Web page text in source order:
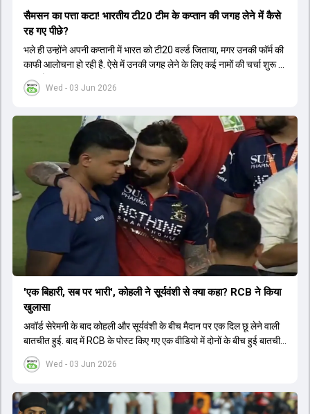
Wed - 03 Jun 2026
सैमसन का पत्ता कटा! भारतीय टी20 टीम के कप्तान की जगह लेने में कैसे
रह गए पीछे?
भले ही उन्होंने अपनी कप्तानी में भारत को टी20 वर्ल्ड जिताया, मगर उनकी फॉर्म की
काफी आलोचना हो रही है. ऐसे में उनकी जगह लेने के लिए कई नामों की चर्चा शुरू हो
चुकी है.
Wed - 03 Jun 2026
'एक बिहारी, सब पर भारी', कोहली ने सूर्यवंशी से क्या कहा? RCB ने किया
खुलासा
अवॉर्ड सेरेमनी के बाद कोहली और सूर्यवंशी के बीच मैदान पर एक दिल छू लेने वाली
बातचीत हुई. बाद में RCB के पोस्ट किए गए एक वीडियो में दोनों के बीच हुई बातचीत
का खुलासा हुआ.